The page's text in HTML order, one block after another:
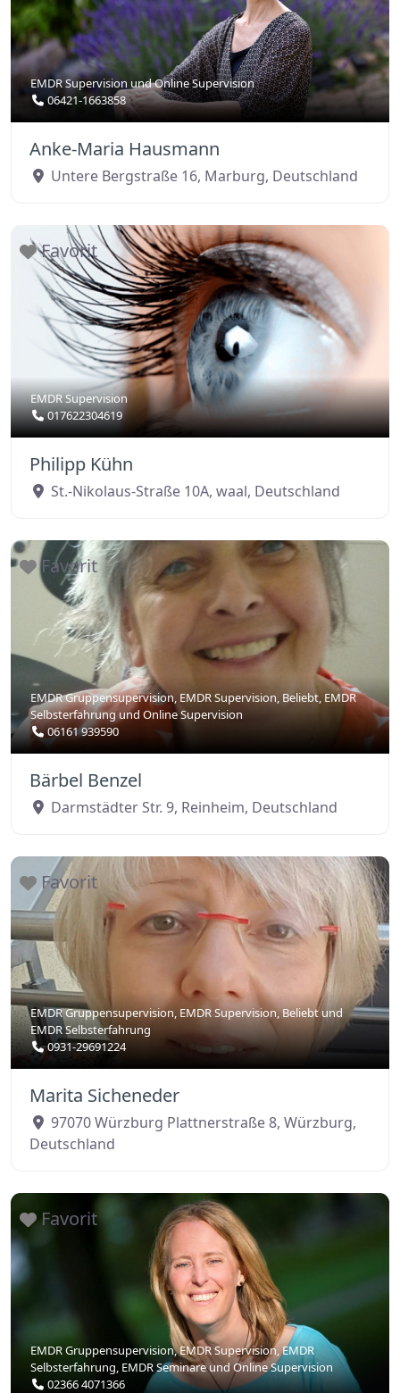
EMDR Supervision undOnline Supervision
06421-1663858
Anke-Maria Hausmann
Untere Bergstraße 16, Marburg, Deutschland
Favorit
EMDR Supervision
017622304619
Philipp Kühn
St.-Nikolaus-Straße 10A, waal, Deutschland
Favorit
EMDR Gruppensupervision, EMDR Supervision, Beliebt, EMDR
Selbsterfahrungund Online Supervision
06161 939590
Bärbel Benzel
Darmstädter Str. 9, Reinheim, Deutschland
Favorit
EMDR Gruppensupervision, EMDR Supervision,Beliebtund
EMDR Selbsterfahrung
0931-29691224
Marita Sicheneder
97070 Würzburg Plattnerstraße 8, Würzburg,
Deutschland
Favorit
EMDR Gruppensupervision,EMDR Supervision,EMDR
Selbsterfahrung, EMDR SeminareundOnline Supervision
02366 4071366